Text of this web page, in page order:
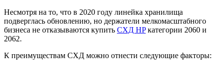
Несмотря на то, что в 2020 году линейка хранилища
подверглась обновлению, но держатели мелкомасштабного
бизнеса не отказываются купить СХД HPкатегории 2060 и
2062.
К преимуществам СХД можно отнести следующие факторы: